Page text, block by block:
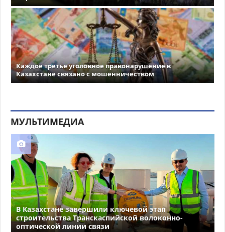
Каждое третье уголовное правонарушение в
Казахстане связано с мошенничеством
МУЛЬТИМЕДИА
В Казахстане завершили ключевой этап
строительства Транскаспийской волоконно-
оптической линии связи